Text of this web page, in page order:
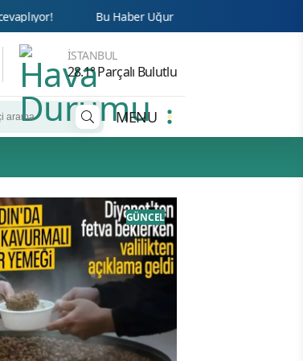
Bu Haber Uğur Abiyi Götürür!
İSTANBUL
28.1° Parçalı Bulutlu
MENU
GÜNCEL